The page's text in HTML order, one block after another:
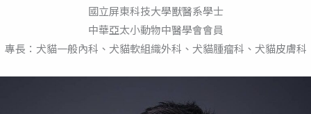
國立屏東科技大學獸醫系學士
中華亞太小動物中醫學會會員
專長：犬貓一般內科、犬貓軟組織外科、犬貓腫瘤科、犬貓皮膚科